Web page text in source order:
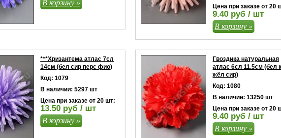
В корзину »
Цена при заказе от 20
9.40 руб / шт
В корзину »
***Хризантема атлас 7сл
14см (бел сир перс фио)
Код: 1079
В наличии: 5297 шт
Цена при заказе от 20 шт:
13.50 руб / шт
В корзину »
Гвоздика натуральная
атлас 6сл 11.5см (бел
жёл сир)
Код: 1080
В наличии: 13250 шт
Цена при заказе от 20
9.40 руб / шт
В корзину »